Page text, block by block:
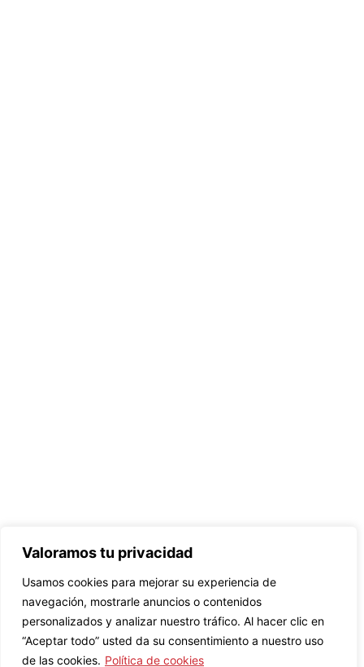
Valoramos tu privacidad
Usamos cookies para mejorar su experiencia de
navegación, mostrarle anuncios o contenidos
personalizados y analizar nuestro tráfico. Al hacer clic en
“Aceptar todo” usted da su consentimiento a nuestro uso
de las cookies. Política de cookies